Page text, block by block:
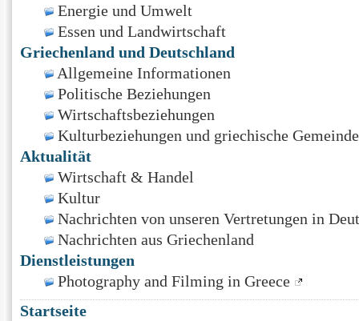
Energie und Umwelt
Essen und Landwirtschaft
Griechenland und Deutschland
Allgemeine Informationen
Politische Beziehungen
Wirtschaftsbeziehungen
Kulturbeziehungen und griechische Gemeinde
Aktualität
Wirtschaft & Handel
Kultur
Nachrichten von unseren Vertretungen in
Nachrichten aus Griechenland
Dienstleistungen
Photography and Filming in Greece
Startseite